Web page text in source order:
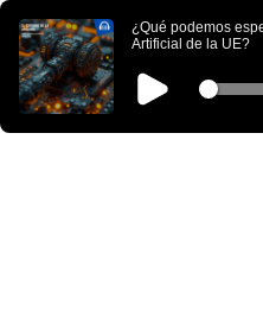
¿Qué podemos
Artificial de la UE?